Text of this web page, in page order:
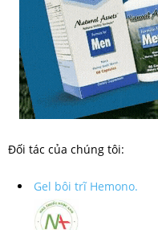
Đối tác của chúng tôi:
Gel bôi trĩ Hemono.